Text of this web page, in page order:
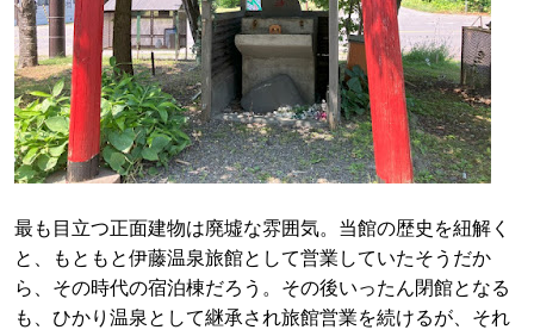
最も目立つ正面建物は廃墟な雰囲気。当館の歴史を紐解く
と、もともと伊藤温泉旅館として営業していたそうだか
ら、その時代の宿泊棟だろう。その後いったん閉館となる
も、ひかり温泉として継承され旅館営業を続けるが、それ